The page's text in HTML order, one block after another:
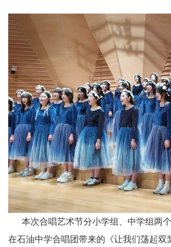
本次合唱艺术节分小学组、中学组两
在石油中学合唱团带来的《让我们荡起双